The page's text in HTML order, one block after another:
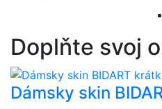
Doplňte svoj
overlay bg
Dámsky skin